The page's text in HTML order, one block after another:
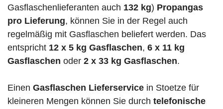
Gasflaschenlieferanten auch 132 kg) Propangas
pro Lieferung, können Sie in der Regel auch
regelmäßig mit Gasflaschen beliefert werden. Das
entspricht 12 x 5 kg Gasflaschen, 6 x 11 kg
Gasflaschen oder 2 x 33 kg Gasflaschen.
Einen Gasflaschen Lieferservice in Stoetze für
kleineren Mengen können Sie durch telefonische